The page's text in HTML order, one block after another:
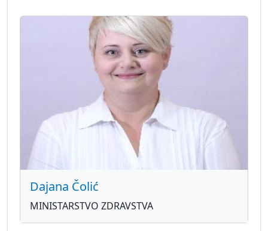
Dajana Čolić
MINISTARSTVO ZDRAVSTVA